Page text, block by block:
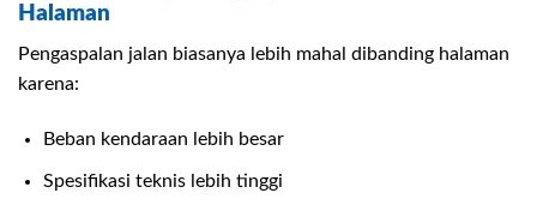
Halaman
Pengaspalan jalan biasanya lebih mahal dibanding halaman
karena:
Beban kendaraan lebih besar
Spesifikasi teknis lebih tinggi